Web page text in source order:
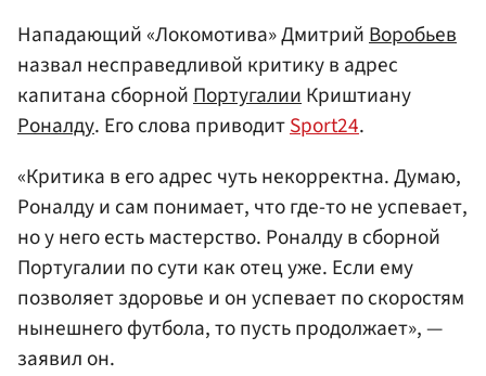
Нападающий «Локомотива» ДмитрийВоробьев
назвал несправедливой критику в адрес
капитана сборнойПортугалииКриштиану
Роналду. Его слова приводитSport24.
«Критика в его адрес чуть некорректна. Думаю,
Роналду и сам понимает, что где-то не успевает,
но у него есть мастерство. Роналду в сборной
Португалии по сути как отец уже. Если ему
позволяет здоровье и он успевает по скоростям
нынешнего футбола, то пусть продолжает», —
заявил он.